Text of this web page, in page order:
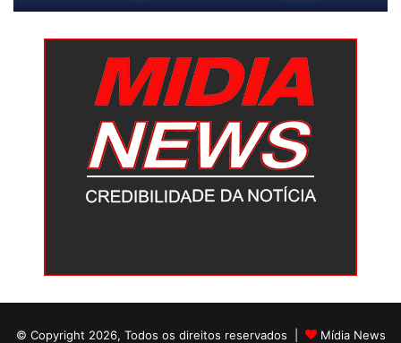
© Copyright 2026, Todos os direitos reservados | Mídia News